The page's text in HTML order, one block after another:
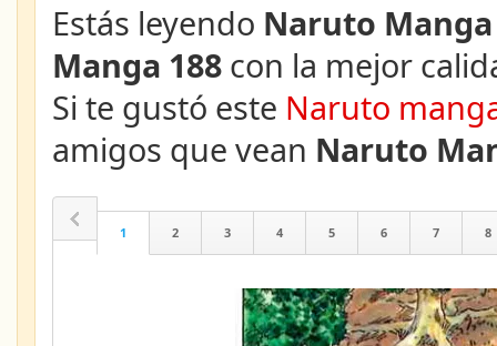
Estás leyendo Naruto Manga
Manga 188 con la mejor
Si te gustó este Naruto
amigos que vean Naruto
1 2 3 4 5 6 7 8